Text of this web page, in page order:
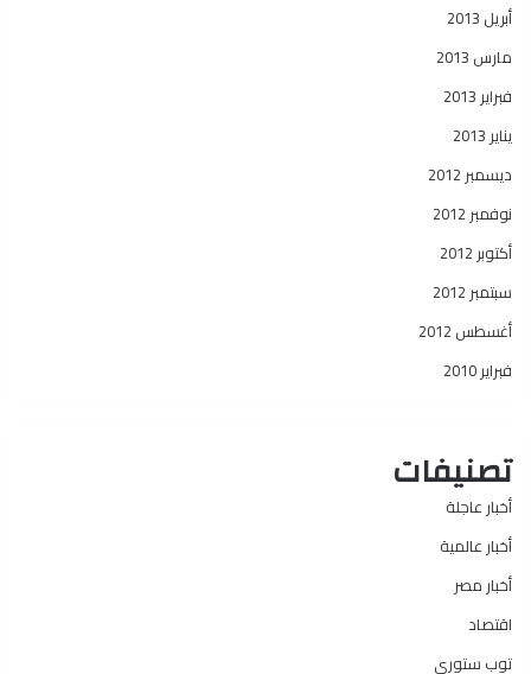
أبريل 2013
مارس 2013
فبراير 2013
يناير 2013
ديسمبر 2012
نوفمبر 2012
أكتوبر 2012
سبتمبر 2012
أغسطس 2012
فبراير 2010
تصنيفات
أخبار عاجلة
أخبار عالمية
أخبار مصر
اقتصاد
توب ستوري